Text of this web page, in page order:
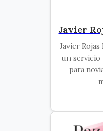
Javier
Javier
un servicio
para